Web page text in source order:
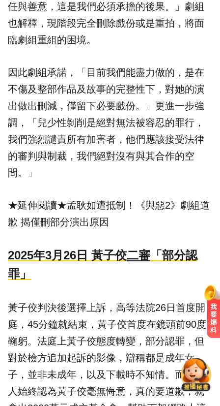
任與善意，這是我們必須承擔的後果。」劇組
也解釋，現階段完全刪除戲份或是重拍，將面
臨劇組重組的困境。
因此劇組承諾，「目前我們能盡力做的，是在
不傷及整部作品及故事的完整性下，對她的演
出做出刪減，僅留下必要戲份。」更進一步強
調，「​兒少性剝削是絕對無法被容忍的罪行，
我們強烈譴責所有加害者，他們應該接受法律
的審判與制裁，我們絕對沒有與其合作的空
間。」
★延伸閱讀★孟耿如遭抵制！《與惡2》劇組道
歉 揭僅刪部分演出原因
2025年3月26日 黃子佼二審 「部分認
罪」
黃子佼判決後選擇上訴，高等法院26日首度開
庭，45分鐘就結束，黃子佼首度在鏡頭前90度
鞠躬。法庭上黃子佼態度轉變，部分認罪，但
對於檢方追加起訴的影像，辯稱都是成年女
子，並非未成年，以及下載時不知情。而被害
人始終認為黃子佼毫無悔意，真的要道歉，就
不捨女兒遭侵犯！美國老爸設局釣
出惡狼 連轟2槍復仇
南韓熱浪19死！ 總統李在明宣布：
列國家災難